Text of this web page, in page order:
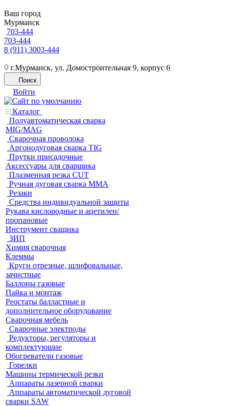
Ваш город
Мурманск
703-444
703-444
8 (911) 3003-444
г.Мурманск, ул. Домостроительная 9, корпус 6
Поиск
Войти
Каталог
Полуавтоматическая сварка
MIG/MAG
Cварочная проволока
Аргонодуговая сварка TIG
Прутки присадочные
Аксессуары для сварщика
Плазменная резка CUT
Ручная дуговая сварка MMA
Резаки
Средства индивидуальной защиты
Рукава кислородные и ацетилен/
пропановые
Инструмент сващика
ЗИП
Химия сварочная
Клеммы
Круги отрезные, шлифовальные,
зачистные
Баллоны газовые
Пайка и монтаж
Реостаты балластные и
дополнительное оборудование
Сварочная мебель
Cварочные электроды
Редукторы, регуляторы и
комплектующие
Обогреватели газовые
Горелки
Машины термической резки
Аппараты лазерной сварки
Аппараты автоматической дуговой
сварки SAW